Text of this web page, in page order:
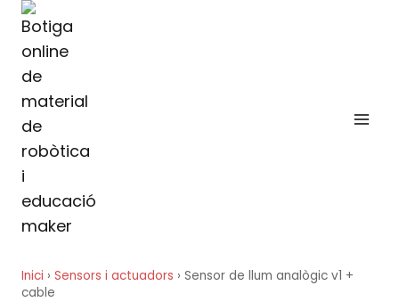
Vés
contingut
Inici › Sensors i actuadors › Sensor de llum analògic v1 +
cable